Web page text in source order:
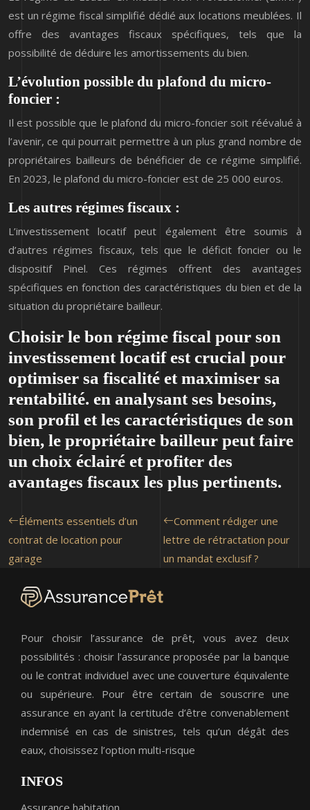
est un régime fiscal simplifié dédié aux locations meublées. Il
offre des avantages fiscaux spécifiques, tels que la
possibilité de déduire les amortissements du bien.
L’évolution possible du plafond du micro-
foncier :
Il est possible que le plafond du micro-foncier soit réévalué à
l’avenir, ce qui pourrait permettre à un plus grand nombre de
propriétaires bailleurs de bénéficier de ce régime simplifié.
En 2023, le plafond du micro-foncier est de 25 000 euros.
Les autres régimes fiscaux :
L’investissement locatif peut également être soumis à
d’autres régimes fiscaux, tels que le déficit foncier ou le
dispositif Pinel. Ces régimes offrent des avantages
spécifiques en fonction des caractéristiques du bien et de la
situation du propriétaire bailleur.
Choisir le bon régime fiscal pour son
investissement locatif est crucial pour
optimiser sa fiscalité et maximiser sa
rentabilité. en analysant ses besoins,
son profil et les caractéristiques de son
bien, le propriétaire bailleur peut faire
un choix éclairé et profiter des
avantages fiscaux les plus pertinents.
Éléments essentiels d’un
contrat de location pour
garage
Comment rédiger une
lettre de rétractation pour
un mandat exclusif ?
Pour choisir l’assurance de prêt, vous avez deux
possibilités : choisir l’assurance proposée par la banque
ou le contrat individuel avec une couverture équivalente
ou supérieure. Pour être certain de souscrire une
assurance en ayant la certitude d’être convenablement
indemnisé en cas de sinistres, tels qu’un dégât des
eaux, choisissez l’option multi-risque
INFOS
Assurance habitation